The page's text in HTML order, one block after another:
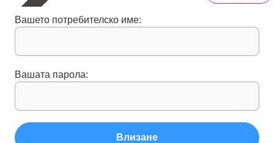
Вашето потребителско име:
Вашата парола:
Влизане